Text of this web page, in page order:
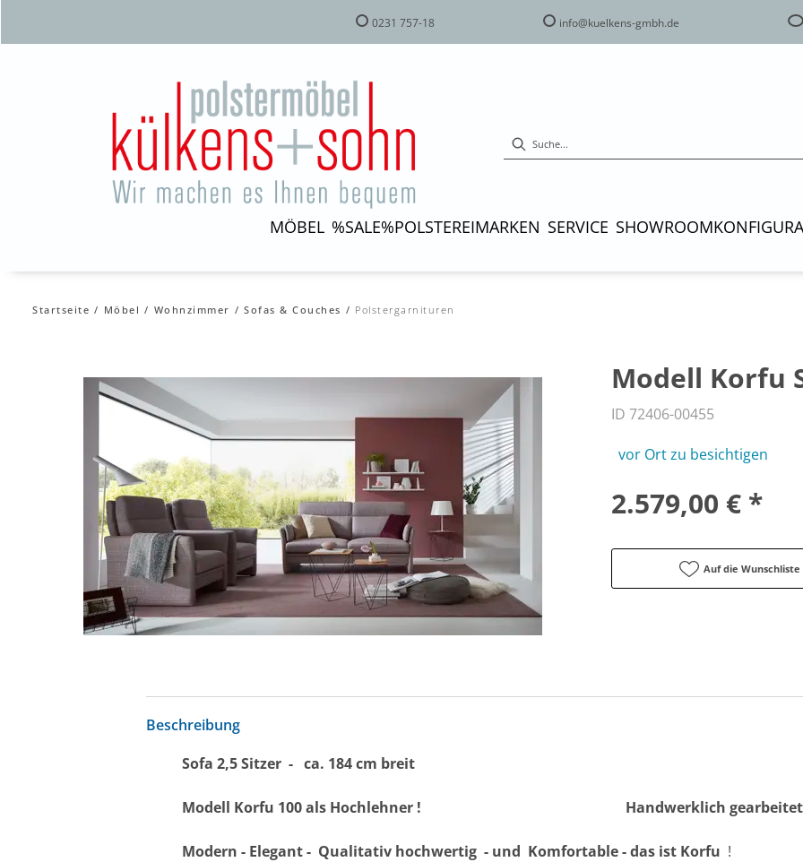
0231 757-18 info@kuelkens-gmbh.de
MÖBEL %SALE%POLSTEREIMARKEN SERVICE SHOWROOM
Startseite Möbel Wohnzimmer Sofas & Couches Polstergarnituren
Modell Korfu
ID 72406-00455
vor Ort zu besichtigen
2.579,00 € *
Auf die Wunschliste
Beschreibung
Sofa 2,5 Sitzer - ca. 184 cm breit
Modell Korfu 100 als Hochlehner ! Handwerklich
Modern - Elegant - Qualitativ hochwertig - und Komfortable - das ist Korfu !